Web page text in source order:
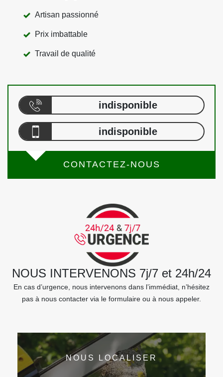
Artisan passionné
Prix imbattable
Travail de qualité
indisponible
indisponible
CONTACTEZ-NOUS
NOUS INTERVENONS 7j/7 et 24h/24
En cas d’urgence, nous intervenons dans l’immédiat, n’hésitez
pas à nous contacter via le formulaire ou à nous appeler.
NOUS LOCALISER